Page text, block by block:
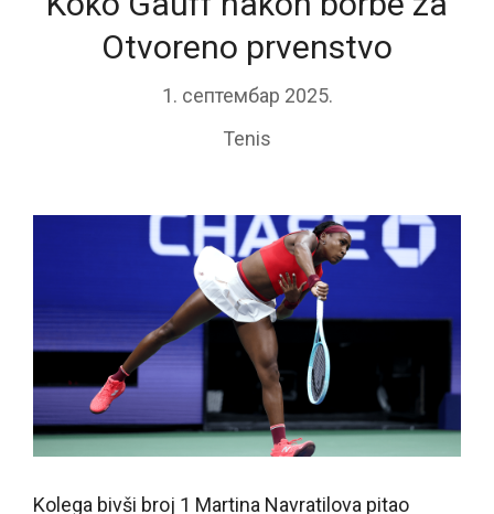
Otvoreno prvenstvo
1. септембар 2025.
Tenis
Kolega bivši broj 1 Martina Navratilova pitao